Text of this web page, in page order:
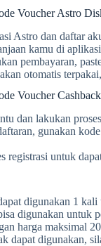
Voucher Astro
Astro dan daftar
kamu di
pembayaran,
otomatis
Voucher
dan lakukan
gunakan kode
registrasi untuk
digunakan 1
digunakan untuk
harga maksimal
dapat digunakan,